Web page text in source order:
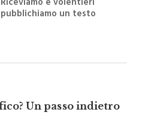
diRedazione
Riceviamo e volentieri
Sapienza all'indomani della